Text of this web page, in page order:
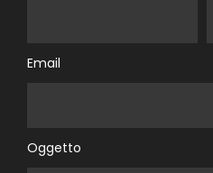
Email
Oggetto